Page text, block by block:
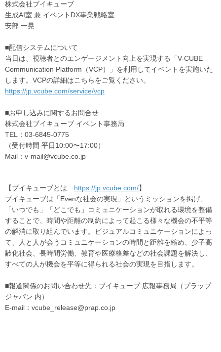
株式会社ブイキューブ
生成AI室 兼 イベントDX事業戦略室
安部 一晃
■配信システムについて
当日は、視聴者とのエンゲージメント向上を実現する「V-CUBE
Communication Platform（VCP）」を利用してイベントを実施いた
します。VCPの詳細はこちらをご覧ください。
https://jp.vcube.com/service/vcp
■お申し込みに関するお問合せ
株式会社ブイキューブ イベント事務局
TEL：03-6845-0775
（受付時間 平日10:00〜17:00）
Mail：v-mail@vcube.co.jp
【ブイキューブとは https://jp.vcube.com/】
ブイキューブは「Evenな社会の実現」というミッションを掲げ、
「いつでも」「どこでも」コミュニケーションが取れる環境を整備
することで、時間や距離の制約によって起こる様々な機会の不平等
の解消に取り組んでいます。ビジュアルコミュニケーションによっ
て、人と人が会うコミュニケーションの時間と距離を縮め、少子高
齢化社会、長時間労働、教育や医療格差などの社会課題を解決し、
すべての人が機会を平等に得られる社会の実現を目指します。
■報道関係のお問い合わせ先：ブイキューブ 広報事務局（プラップ
ジャパン 内）
E-mail：vcube_release@prap.co.jp